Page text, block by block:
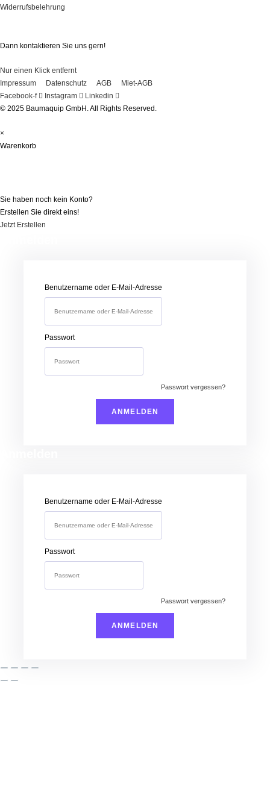
Widerrufsbelehrung
Dann kontaktieren Sie uns gern!
Nur einen Klick entfernt
Impressum
Datenschutz AGB
Miet-AGB
Facebook-f
Instagram
Linkedin
© 2025 Baumaquip GmbH. All Rights Reserved.
×
Warenkorb
Sie haben noch kein Konto?
Erstellen Sie direkt eins!
Jetzt Erstellen
Benutzername oder E-Mail-Adresse
Passwort
Passwort vergessen?
Benutzername oder E-Mail-Adresse
Passwort
Passwort vergessen?